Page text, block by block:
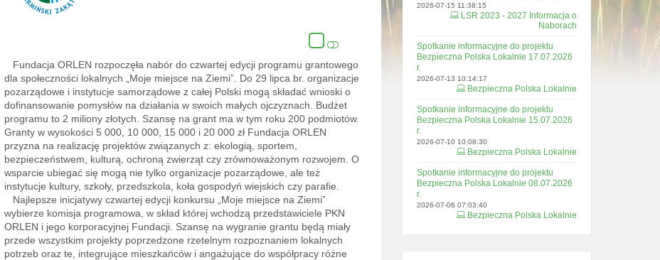
Fundacja ORLEN rozpoczęła nabór do czwartej edycji programu grantowego
dla społeczności lokalnych „Moje miejsce na Ziemi”. Do 29 lipca br. organizacje
pozarządowe i instytucje samorządowe z całej Polski mogą składać wnioski o
dofinansowanie pomysłów na działania w swoich małych ojczyznach. Budżet
programu to 2 miliony złotych. Szansę na grant ma w tym roku 200 podmiotów.
Granty w wysokości 5 000, 10 000, 15 000 i 20 000 zł Fundacja ORLEN
przyzna na realizację projektów związanych z: ekologią, sportem,
bezpieczeństwem, kulturą, ochroną zwierząt czy zrównoważonym rozwojem. O
wsparcie ubiegać się mogą nie tylko organizacje pozarządowe, ale też
instytucje kultury, szkoły, przedszkola, koła gospodyń wiejskich czy parafie.
Najlepsze inicjatywy czwartej edycji konkursu „Moje miejsce na Ziemi”
wybierze komisja programowa, w skład której wchodzą przedstawiciele PKN
ORLEN i jego korporacyjnej Fundacji. Szansę na wygranie grantu będą miały
przede wszystkim projekty poprzedzone rzetelnym rozpoznaniem lokalnych
potrzeb oraz te, integrujące mieszkańców i angażujące do współpracy różne
2026-07-15 11:38:15
LSR 2023 - 2027 Informacja o
Naborach
Spotkanie informacyjne do projektu
Bezpieczna Polska Lokalnie 17.07.2026
r.
2026-07-13 10:14:17
Bezpieczna Polska Lokalnie
Spotkanie informacyjne do projektu
Bezpieczna Polska Lokalnie 15.07.2026
r.
2026-07-10 10:08:30
Bezpieczna Polska Lokalnie
Spotkanie informacyjne do projektu
Bezpieczna Polska Lokalnie 08.07.2026
r.
2026-07-06 07:03:40
Bezpieczna Polska Lokalnie